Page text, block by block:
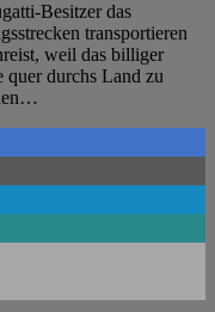
Besitzer das
transportieren
weil das billiger
quer durchs Land zu